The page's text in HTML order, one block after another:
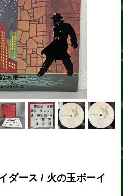
ダース / 火の玉ボーイ